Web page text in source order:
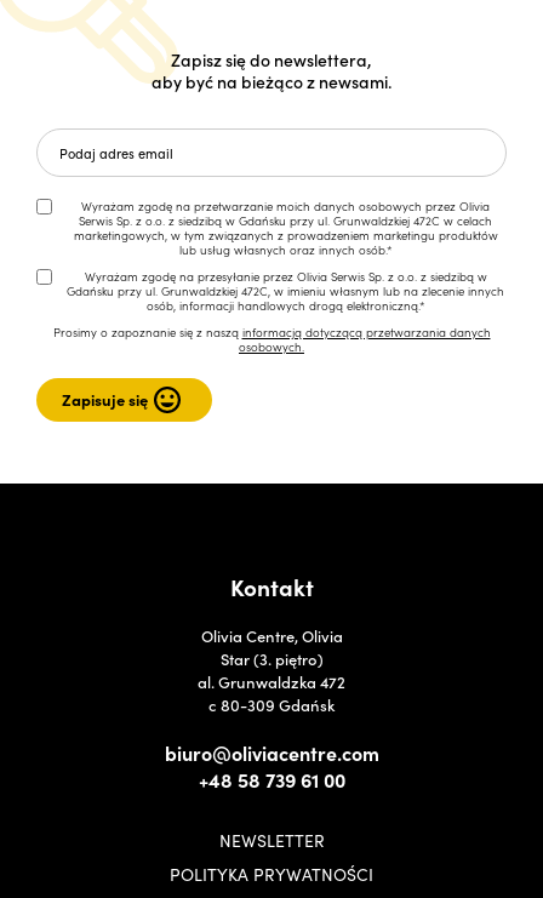
Zapisz się do newslettera,
aby być na bieżąco z newsami.
Wyrażam zgodę na przetwarzanie moich danych osobowych przez Olivia
Serwis Sp. z o.o. z siedzibą w Gdańsku przy ul. Grunwaldzkiej 472C w celach
marketingowych, w tym związanych z prowadzeniem marketingu produktów
lub usług własnych oraz innych osób.*
Wyrażam zgodę na przesyłanie przez Olivia Serwis Sp. z o.o. z siedzibą w
Gdańsku przy ul. Grunwaldzkiej 472C, w imieniu własnym lub na zlecenie innych
osób, informacji handlowych drogą elektroniczną.*
Prosimy o zapoznanie się z naszą informacją dotyczącą przetwarzania danych
osobowych.
Kontakt
Olivia Centre, Olivia
Star (3. piętro)
al. Grunwaldzka 472
c 80-309 Gdańsk
biuro@oliviacentre.com
+48 58 739 61 00
NEWSLETTER
POLITYKA PRYWATNOŚCI